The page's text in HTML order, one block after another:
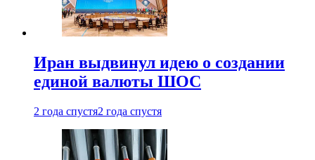
Иран выдвинул идею о создании
единой валюты ШОС
2 года спустя2 года спустя